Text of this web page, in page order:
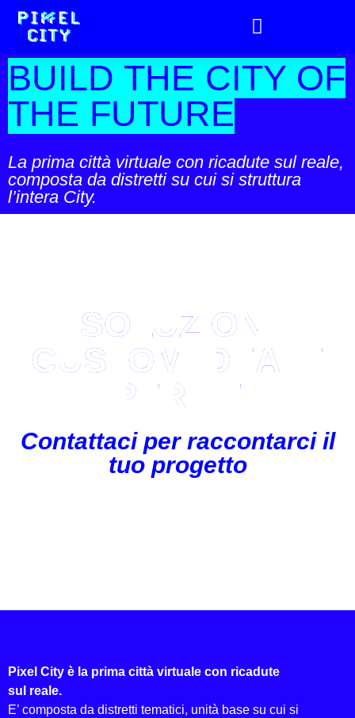
PIXEL BY PIXEL
BUILD THE CITY OF
THE FUTURE
La prima città virtuale con ricadute sul reale,
composta da distretti su cui si struttura
l’intera City.
SOLUZIONI
CUSTOM IDEATE
PER TE
Contattaci per raccontarci il
tuo progetto
Pixel City è la prima città virtuale con ricadute
sul reale.
E’ composta da distretti tematici, unità base su cui si